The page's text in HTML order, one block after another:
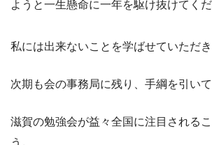
ようと一生懸命に一年を駆け抜けてくだ
私には出来ないことを学ばせていただき
次期も会の事務局に残り、手綱を引いて
滋賀の勉強会が益々全国に注目される
う。